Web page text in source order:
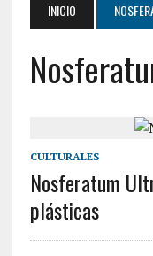
INICIO
CULTURALES
Nosferatum
plásticas